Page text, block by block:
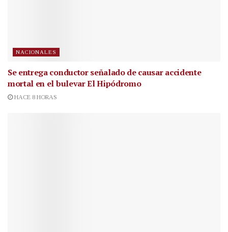
NACIONALES
Se entrega conductor señalado de causar accidente
mortal en el bulevar El Hipódromo
HACE 8 HORAS